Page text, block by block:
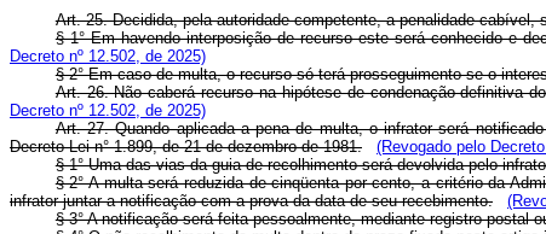
Art. 25. Decidida, pela autoridade competente, a penalidade
§ 1° Em havendo interposição de recurso este será conhecido e
Decreto nº 12.502, de 2025)
§ 2° Em caso de multa, o recurso só terá prosseguimento se o
Art. 26. Não caberá recurso na hipótese de condenação definitiva
Decreto nº 12.502, de 2025)
Art. 27. Quando aplicada a pena de multa, o infrator será
Decreto-Lei n° 1.899, de 21 de dezembro de 1981.
(Revogado pelo
§ 1° Uma das vias da guia de recolhimento será devolvida pelo
§ 2° A multa será reduzida de cinqüenta por cento, a critério da
infrator juntar a notificação com a prova da data de seu recebimento.
§ 3° A notificação será feita pessoalmente, mediante registro postal